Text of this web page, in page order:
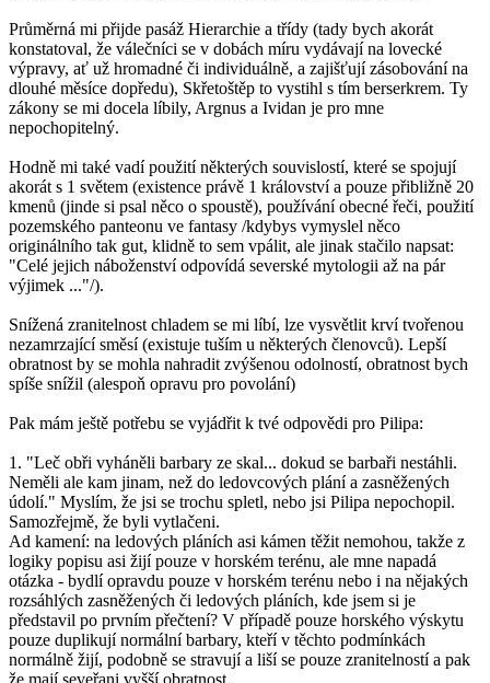
Průměrná mi přijde pasáž Hierarchie a třídy (tady bych akorát
konstatoval, že válečníci se v dobách míru vydávají na lovecké
výpravy, ať už hromadné či individuálně, a zajišťují zásobování na
dlouhé měsíce dopředu), Skřetoštěp to vystihl s tím berserkrem. Ty
zákony se mi docela líbily, Argnus a Ividan je pro mne
nepochopitelný.
Hodně mi také vadí použití některých souvislostí, které se spojují
akorát s 1 světem (existence právě 1 království a pouze přibližně 20
kmenů (jinde si psal něco o spoustě), používání obecné řeči, použití
pozemského panteonu ve fantasy /kdybys vymyslel něco
originálního tak gut, klidně to sem vpálit, ale jinak stačilo napsat:
"Celé jejich náboženství odpovídá severské mytologii až na pár
výjimek ..."/).
Snížená zranitelnost chladem se mi líbí, lze vysvětlit krví tvořenou
nezamrzající směsí (existuje tuším u některých členovců). Lepší
obratnost by se mohla nahradit zvýšenou odolností, obratnost bych
spíše snížil (alespoň opravu pro povolání)
Pak mám ještě potřebu se vyjádřit k tvé odpovědi pro Pilipa:
1. "Leč obři vyháněli barbary ze skal... dokud se barbaři nestáhli.
Neměli ale kam jinam, než do ledovcových plání a zasněžených
údolí." Myslím, že jsi se trochu spletl, nebo jsi Pilipa nepochopil.
Samozřejmě, že byli vytlačeni.
Ad kamení: na ledových pláních asi kámen těžit nemohou, takže z
logiky popisu asi žijí pouze v horském terénu, ale mne napadá
otázka - bydlí opravdu pouze v horském terénu nebo i na nějakých
rozsáhlých zasněžených či ledových pláních, kde jsem si je
představil po prvním přečtení? V případě pouze horského výskytu
pouze duplikují normální barbary, kteří v těchto podmínkách
normálně žijí, podobně se stravují a liší se pouze zranitelností a pak
že mají seveřani vyšší obratnost.